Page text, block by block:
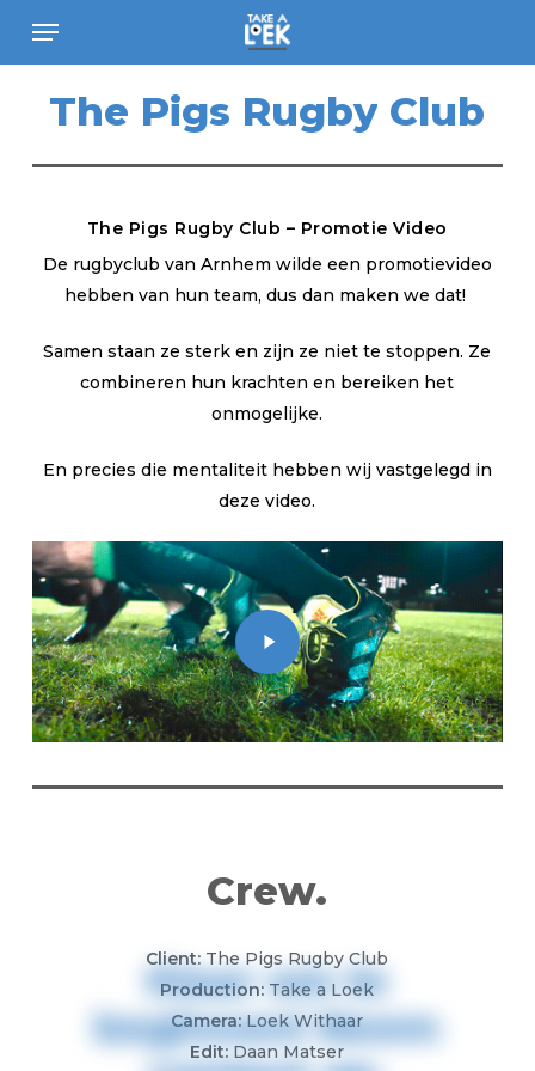
content
Menu
The Pigs Rugby Club
The Pigs Rugby Club – Promotie Video
De rugbyclub van Arnhem wilde een promotievideo
hebben van hun team, dus dan maken we dat!
Samen staan ze sterk en zijn ze niet te stoppen. Ze
combineren hun krachten en bereiken het
onmogelijke.
En precies die mentaliteit hebben wij vastgelegd in
deze video.
Play
Video
Crew.
Client:The Pigs Rugby Club
Production: Take a Loek
Camera:Loek Withaar
Edit: Daan Matser
Klaar om te
beginnen! Neem